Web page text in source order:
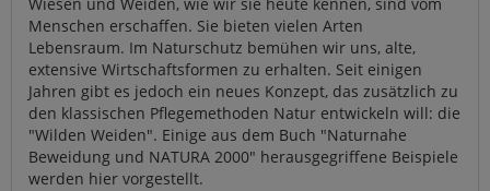
Menschen erschaffen. Sie bieten vielen Arten
Lebensraum. Im Naturschutz bemühen wir uns, alte,
extensive Wirtschaftsformen zu erhalten. Seit einigen
Jahren gibt es jedoch ein neues Konzept, das zusätzlich zu
den klassischen Pflegemethoden Natur entwickeln will: die
"Wilden Weiden". Einige aus dem Buch "Naturnahe
Beweidung und NATURA 2000" herausgegriffene Beispiele
werden hier vorgestellt.